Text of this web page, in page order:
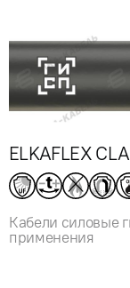
ELKAFLEX
Кабели силовые
применения